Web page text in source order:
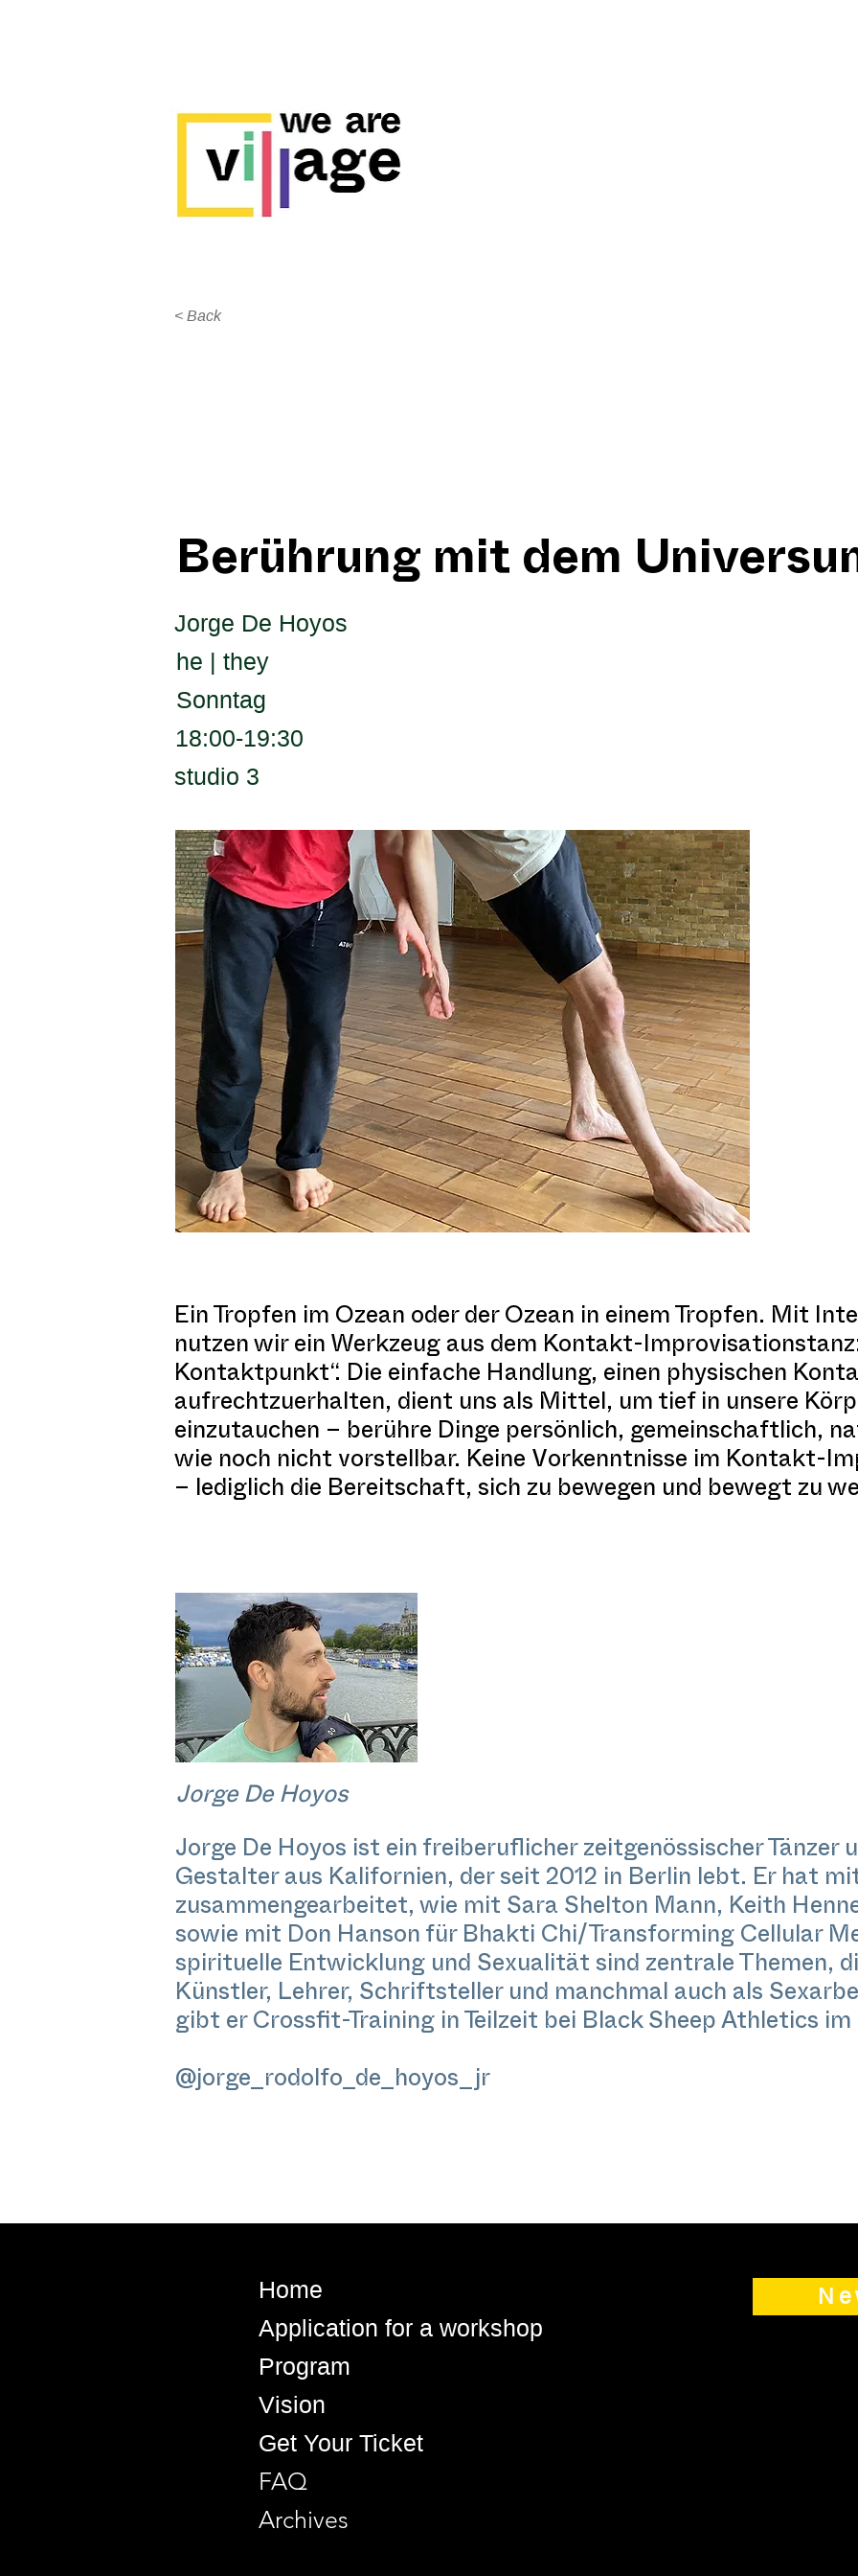
< Back
Berührung mit dem
Jorge De Hoyos
he | they
Sonntag
18:00-19:30
studio 3
Ein Tropfen im Ozean oder der Ozean in einem Tropfen. Mit
nutzen wir ein Werkzeug aus dem Kontakt-
Kontaktpunkt“. Die einfache Handlung, einen physischen
aufrechtzuerhalten, dient uns als Mittel, um tief in unsere
einzutauchen – berühre Dinge persönlich, gemeinschaftlich,
wie noch nicht vorstellbar. Keine Vorkenntnisse im Kontakt-
– lediglich die Bereitschaft, sich zu bewegen und bewegt zu
Jorge De Hoyos
Jorge De Hoyos ist ein freiberuflicher zeitgenössischer Tänzer
Gestalter aus Kalifornien, der seit 2012 in Berlin lebt. Er hat
zusammengearbeitet, wie mit Sara Shelton Mann, Keith
sowie mit Don Hanson für Bhakti Chi/Transforming Cellular
spirituelle Entwicklung und Sexualität sind zentrale Themen,
Künstler, Lehrer, Schriftsteller und manchmal auch als
gibt er Crossfit-Training in Teilzeit bei Black Sheep Athletics im
@jorge_rodolfo_de_hoyos_jr
Home
Application for a workshop
Program
Vision
Get Your Ticket
FAQ
Archives